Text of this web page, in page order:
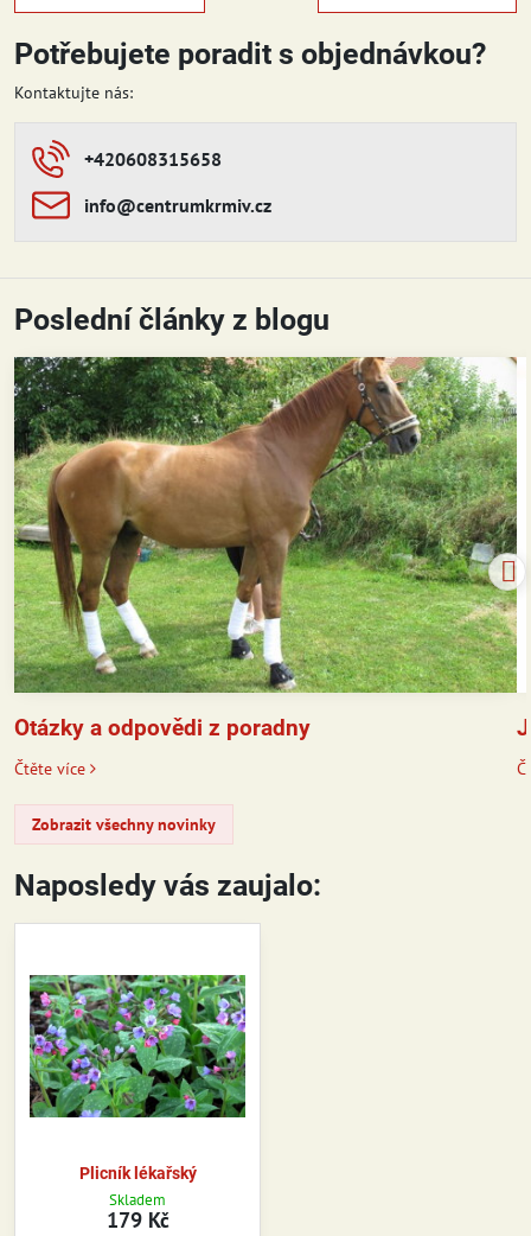
Potřebujete poradit s objednávkou?
Kontaktujte nás:
+420608315658
info​​@centrumkrmiv​​.cz
Poslední články z blogu
Otázky a odpovědi z poradny
Čtěte více
Zobrazit všechny novinky
Naposledy vás zaujalo:
Plicník lékařský
Skladem
179 Kč